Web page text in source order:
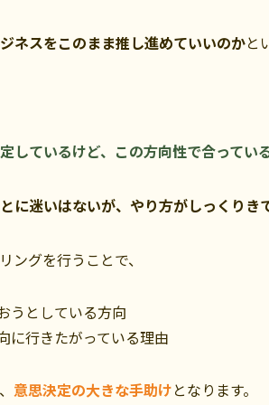
ネスをこのまま推し進めていいのかと
しているけど、この方向性で合ってい
に迷いはないが、やり方がしっくりき
ングを行うことで、
うとしている方向
に行きたがっている理由
意思決定の大きな手助けとなります。